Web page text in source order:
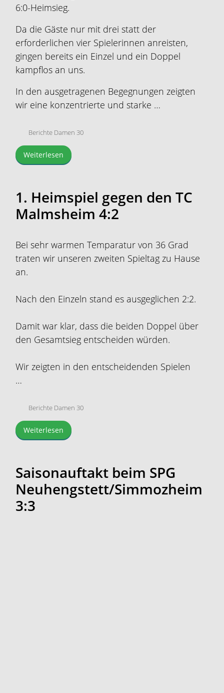
6:0-Heimsieg.
Da die Gäste nur mit drei statt der
erforderlichen vier Spielerinnen anreisten,
gingen bereits ein Einzel und ein Doppel
kampflos an uns.
In den ausgetragenen Begegnungen zeigten
wir eine konzentrierte und starke …
Berichte Damen 30
Weiterlesen
1. Heimspiel gegen den TC
Malmsheim 4:2
Bei sehr warmen Temparatur von 36 Grad
traten wir unseren zweiten Spieltag zu Hause
an.
Nach den Einzeln stand es ausgeglichen 2:2.
Damit war klar, dass die beiden Doppel über
den Gesamtsieg entscheiden würden.
Wir zeigten in den entscheidenden Spielen
…
Berichte Damen 30
Weiterlesen
Saisonauftakt beim SPG
Neuhengstett/Simmozheim
3:3